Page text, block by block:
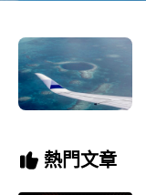
熱門文章